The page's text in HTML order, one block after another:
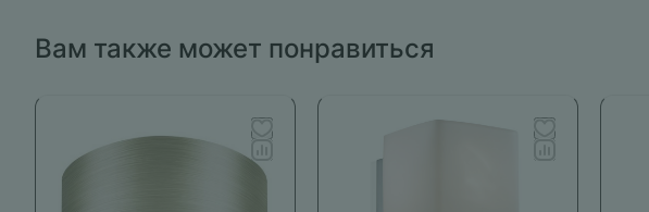
Вам также может понравиться